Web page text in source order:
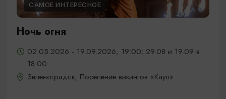
САМОЕ ИНТЕРЕСНОЕ
Ночь огня
02.05.2026 - 19.09.2026, 19:00; 29.08 и 19.09 в
18:00
Зеленоградск, Поселение викингов «Кауп»